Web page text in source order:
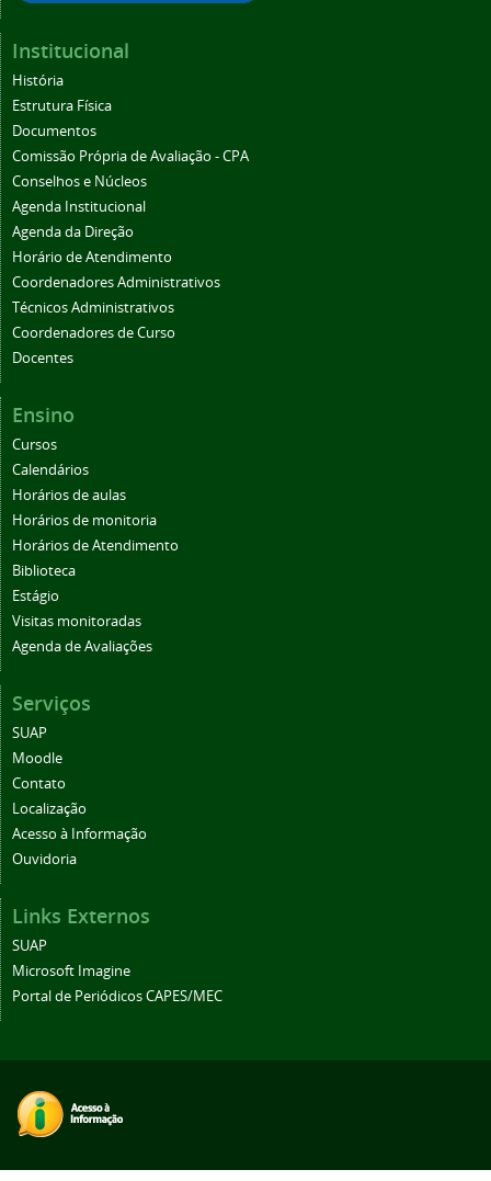
Institucional
História
Estrutura Física
Documentos
Comissão Própria de Avaliação - CPA
Conselhos e Núcleos
Agenda Institucional
Agenda da Direção
Horário de Atendimento
Coordenadores Administrativos
Técnicos Administrativos
Coordenadores de Curso
Docentes
Ensino
Cursos
Calendários
Horários de aulas
Horários de monitoria
Horários de Atendimento
Biblioteca
Estágio
Visitas monitoradas
Agenda de Avaliações
Serviços
SUAP
Moodle
Contato
Localização
Acesso à Informação
Ouvidoria
Links Externos
SUAP
Microsoft Imagine
Portal de Periódicos CAPES/MEC